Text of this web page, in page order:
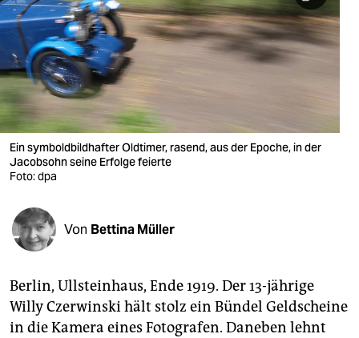
berlin
nord
wahrheit
verlag
verlag
shop
fragen & hilfe
unterstützen
abo
Ein symboldbildhafter Oldtimer, rasend, aus der Epoche, in der
Jacobsohn seine Erfolge feierte
Foto: dpa
Von Bettina Müller
Berlin, Ullsteinhaus, Ende 1919. Der 13-jährige
Willy Czer­win­ski hält stolz ein Bündel Geldscheine
in die Kamera eines Fotografen. Daneben lehnt